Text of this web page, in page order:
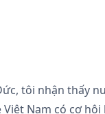
tôi nhận thấy
Nam có cơ hội